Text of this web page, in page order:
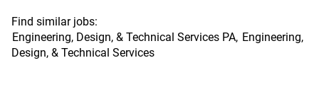
Find similar jobs:
Engineering, Design, & Technical Services PA, Engineering,
Design, & Technical Services